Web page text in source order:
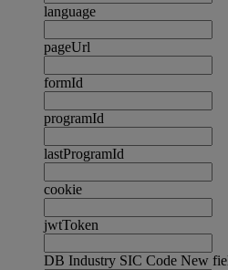
language
pageUrl
formId
programId
lastProgramId
cookie
jwtToken
DB Industry SIC Code New